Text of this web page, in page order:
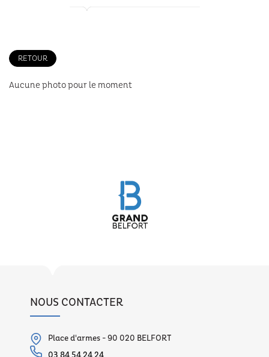
RETOUR
Aucune photo pour le moment
NOUS CONTACTER
Place d'armes - 90 020 BELFORT